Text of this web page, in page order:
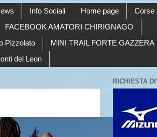
Info Sociali Home page
Corse
FACEBOOK AMATORI CHIRIGNAGO
Pizzolato
MINI TRAIL FORTE GAZZERA
del Leon
RICHIESTA